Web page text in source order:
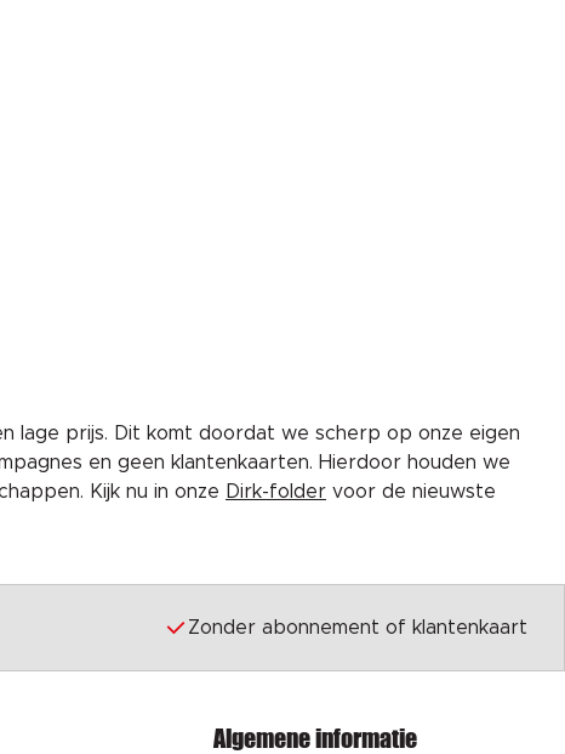
lage prijs. Dit komt doordat we scherp op onze eigen
en geen klantenkaarten. Hierdoor houden we
Kijk nu in onze Dirk-folder voor de nieuwste
Zonder abonnement of klantenkaart
Algemene informatie